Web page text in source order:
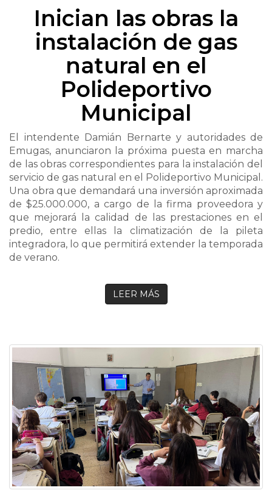
Inician las obras la
instalación de gas
natural en el
Polideportivo
Municipal
El intendente Damián Bernarte y autoridades de
Emugas, anunciaron la próxima puesta en marcha
de las obras correspondientes para la instalación del
servicio de gas natural en el Polideportivo Municipal.
Una obra que demandará una inversión aproximada
de $25.000.000, a cargo de la firma proveedora y
que mejorará la calidad de las prestaciones en el
predio, entre ellas la climatización de la pileta
integradora, lo que permitirá extender la temporada
de verano.
LEER MÁS